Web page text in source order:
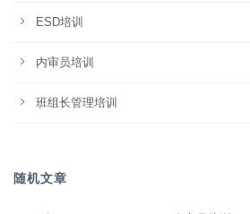
ESD培训
内审员培训
班组长管理培训
随机文章